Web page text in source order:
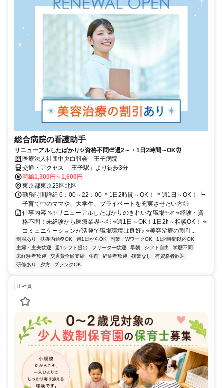
総合病院の看護助手
リニューアルしたばかり✨資格不問⛅週2～・1日2時間～OK⏰
医療法人社団中央白報会 王子病院
交通・アクセス 「王子駅」より徒歩3分
時給1,300円～1,600円
東京都東京23区北区
勤務時間詳細 6：00～22：00 ＊1日2時間～OK！ ＊週1日～OK！ ┗
子育て中のママや、大学生、プライベートを充実させたい方◎
仕事内容 ⳹✨リニューアルしたばかりのきれいな職場✨⳼ ⭐経験・資
格不問！未経験から医療業界へ◎ ⭐週1日～OK！1日2h～相談OK！ ⭐
コミュニケーションが活発で職場環境は良好♪ ⭐美容治療の割引...
制服あり 扶養内勤務OK 週1日からOK 副業・WワークOK
1日4時間以内OK
主婦・主夫歓迎
週1シフト提出 フリーター歓迎 早朝 シフト自由
学歴不問
未経験者歓迎
交通費全額支給 午前 経験者歓迎 残業なし
有資格者歓迎
研修あり
夕方 ブランクOK
正社員